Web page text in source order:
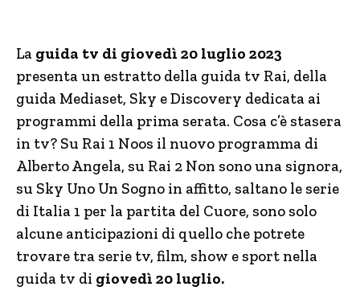
La guida tv di giovedì 20 luglio 2023
presenta un estratto della guida tv Rai, della
guida Mediaset, Sky e Discovery dedicata ai
programmi della prima serata. Cosa c’è stasera
in tv? Su Rai 1 Noos il nuovo programma di
Alberto Angela, su Rai 2 Non sono una signora,
su Sky Uno Un Sogno in affitto, saltano le serie
di Italia 1 per la partita del Cuore, sono solo
alcune anticipazioni di quello che potrete
trovare tra serie tv, film, show e sport nella
guida tv di giovedì 20 luglio.